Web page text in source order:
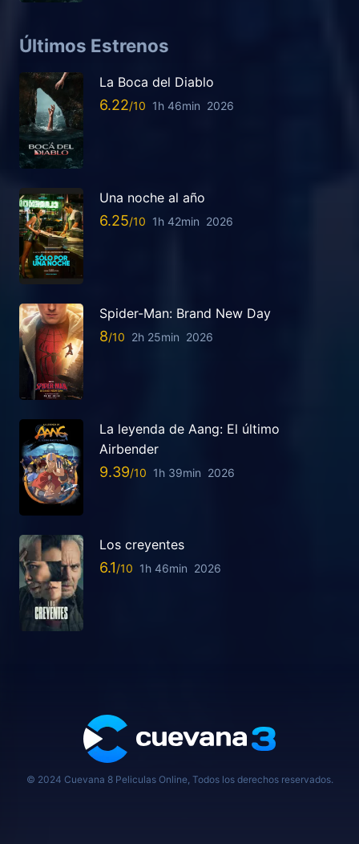
Últimos Estrenos
La Boca del Diablo
6.22 1h 46min 2026
Una noche al año
6.25 1h 42min 2026
Spider-Man: Brand New Day
8 2h 25min 2026
La leyenda de Aang: El último
Airbender
9.39 1h 39min 2026
Los creyentes
6.1 1h 46min 2026
© 2024 Cuevana 8 Peliculas Online, Todos los derechos reservados.